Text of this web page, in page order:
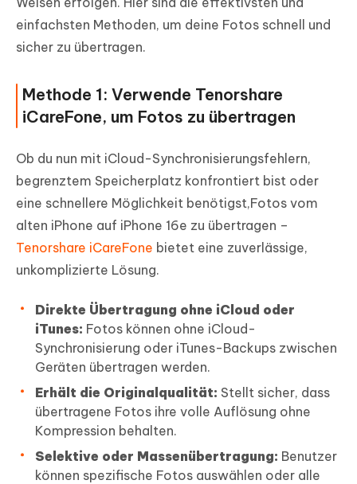
einfachsten Methoden, um deine Fotos schnell und
sicher zu übertragen.
Methode 1: Verwende Tenorshare
iCareFone, um Fotos zu übertragen
Ob du nun mit iCloud-Synchronisierungsfehlern,
begrenztem Speicherplatz konfrontiert bist oder
eine schnellere Möglichkeit benötigst,Fotos vom
alten iPhone auf iPhone 16e zu übertragen –
Tenorshare iCareFone bietet eine zuverlässige,
unkomplizierte Lösung.
Direkte Übertragung ohne iCloud oder
iTunes: Fotos können ohne iCloud-
Synchronisierung oder iTunes-Backups zwischen
Geräten übertragen werden.
Erhält die Originalqualität: Stellt sicher, dass
übertragene Fotos ihre volle Auflösung ohne
Kompression behalten.
Selektive oder Massenübertragung: Benutzer
können spezifische Fotos auswählen oder alle